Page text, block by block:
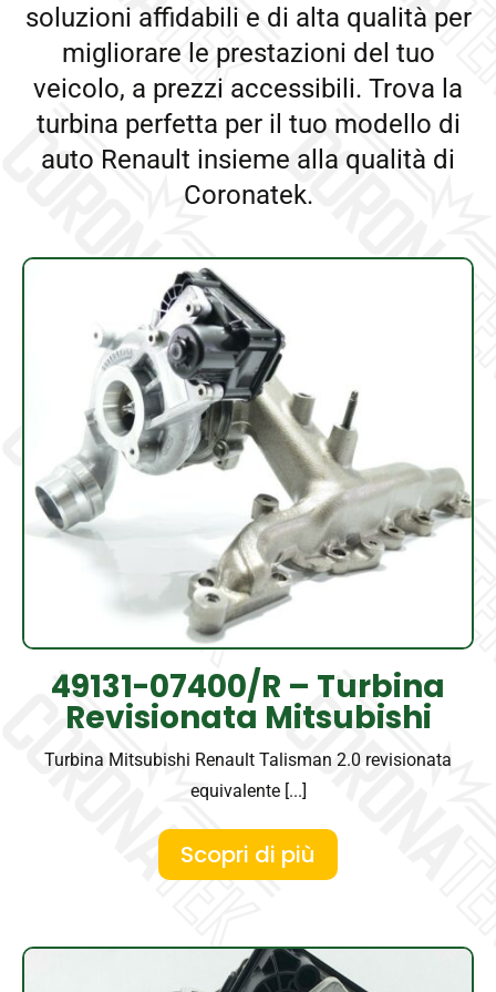
soluzioni affidabili e di alta qualità per
migliorare le prestazioni del tuo
veicolo, a prezzi accessibili. Trova la
turbina perfetta per il tuo modello di
auto Renault insieme alla qualità di
Coronatek.
49131-07400/R – Turbina
Revisionata Mitsubishi
Turbina Mitsubishi Renault Talisman 2.0 revisionata
equivalente [...]
Scopri di più